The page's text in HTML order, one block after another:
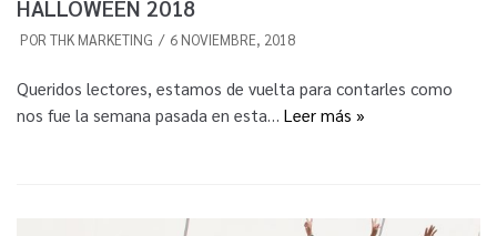
HALLOWEEN 2018
POR THK MARKETING 6 NOVIEMBRE, 2018
Queridos lectores, estamos de vuelta para contarles como
nos fue la semana pasada en esta… Leer más »